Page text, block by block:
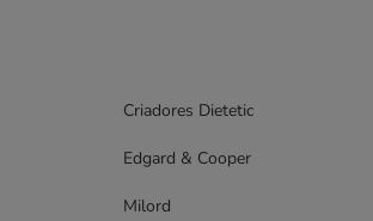
Criadores Dietetic
Edgard & Cooper
Milord